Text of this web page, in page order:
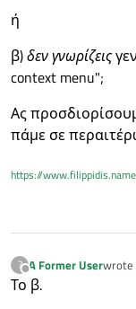
ή
β)δεν γνωρίζεις
context menu";
Ας
πάμε σε
https://
?
Offline
A Former Userwrote
last
Το β.